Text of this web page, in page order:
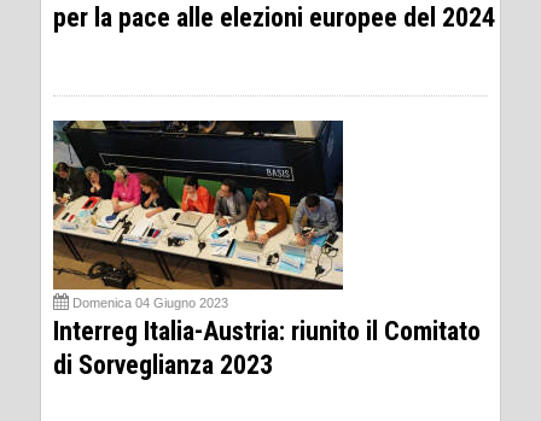
per la pace alle elezioni europee del 2024
Domenica 04 Giugno 2023
Interreg Italia-Austria: riunito il Comitato
di Sorveglianza 2023